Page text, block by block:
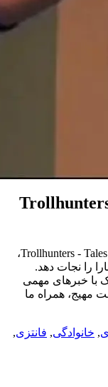
در قسمت 24 از فصل اول سریال Trollhunters - Tales of Arcadia،
را نجات دهد.
با خبرهای مهمی
مهیج، همراه ما
, خانوادگی, فانتزی,